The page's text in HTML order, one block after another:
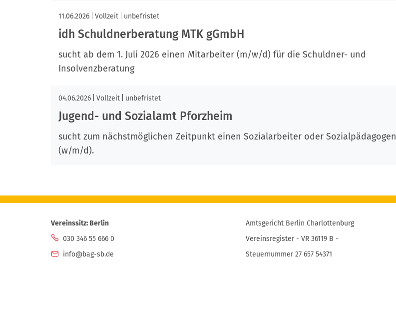
idh Schuldnerberatung MTK gGmbH
sucht ab dem 1. Juli 2026 einen Mitarbeiter (m/w/d) für die Schuldner- und
Insolvenzberatung
11.06.2026 Vollzeit unbefristet
Jugend- und Sozialamt Pforzheim
sucht zum nächstmöglichen Zeitpunkt einen Sozialarbeiter oder Sozialpädagogen
(w/m/d).
04.06.2026 Vollzeit unbefristet
Vereinssitz: Berlin
030 346 55 666 0
info@bag-sb.de
Amtsgericht Berlin Charlottenburg
Vereinsregister - VR 36119 B -
Steuernummer 27 657 54371